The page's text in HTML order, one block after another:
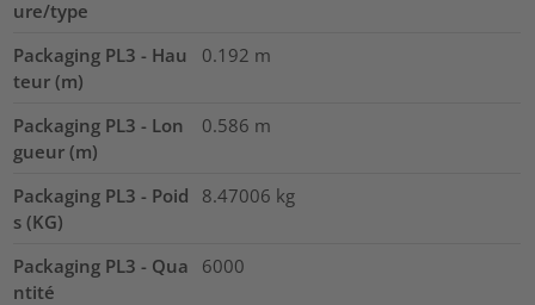
ure/type
Packaging PL3 - Hau
teur (m)
0.192 m
Packaging PL3 - Lon
gueur (m)
0.586 m
Packaging PL3 - Poid
s (KG)
8.47006 kg
Packaging PL3 - Qua
ntité
6000